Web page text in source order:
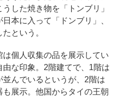
した焼き物を「トンブリ」
本に入って「ドンブリ」、
という。
個人収集の品を展示してい
な印象。2階建てで、1階は
んでいるというが、2階は
展示。他国からタイの王朝